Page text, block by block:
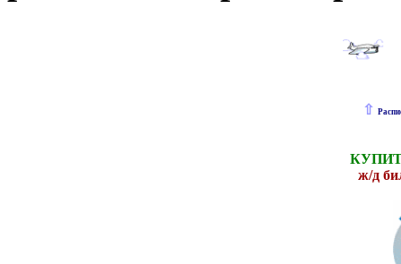
⇧
ж/д